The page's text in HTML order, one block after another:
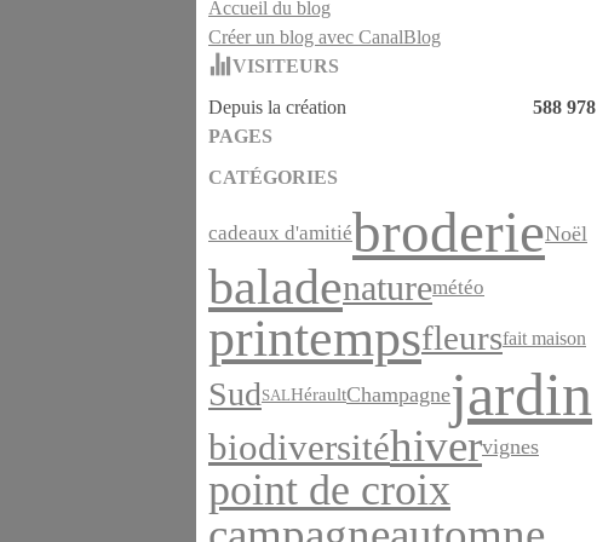
Accueil du blog
Créer un blog avec CanalBlog
VISITEURS
Depuis la création
588 978
PAGES
CATÉGORIES
cadeaux d'amitiébroderieNoël
baladenaturemétéo
printempsfleursfait maison
Sud SALHéraultChampagnejardin
biodiversitéhivervignes
point de croix